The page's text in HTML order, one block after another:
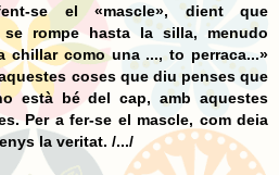
se el «mascle», dient que
se rompe hasta la silla, menudo
chillar como una ..., to perraca...»
coses que diu penses que
està bé del cap, amb aquestes
Per a fer-se el mascle, com deia
la veritat. /.../